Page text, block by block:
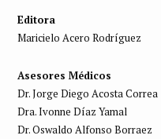
Editora
Maricielo Acero Rodríguez
Asesores Médicos
Dr. Jorge Diego Acosta Correa
Dra. Ivonne Díaz Yamal
Dr. Oswaldo Alfonso Borraez